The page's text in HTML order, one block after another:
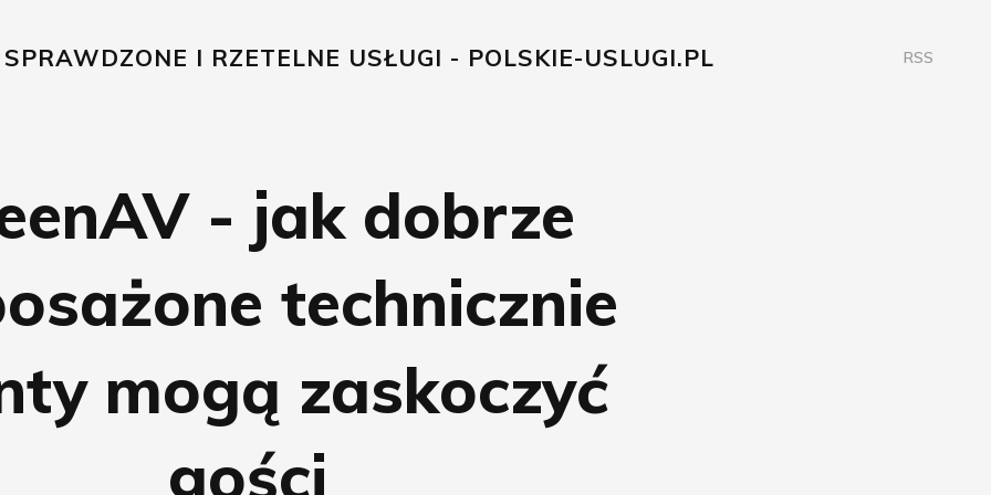
I RZETELNE USŁUGI - POLSKIE-USLUGI.PL RSS
- jak dobrze
technicznie
mogą zaskoczyć
gości